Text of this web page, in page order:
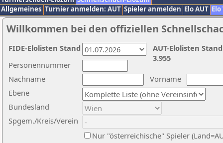
Allgemeines Turnier anmelden: AUT Spieler anmelden Elo AUT
Willkommen bei den offiziellen
Nachname
Vorname
Ebene
Personennummer
Bundesland
Spgem./Kreis/Verein
Nur "österreichische" Spieler
AUT-Elolisten
3.955
FIDE-Elolisten Stand